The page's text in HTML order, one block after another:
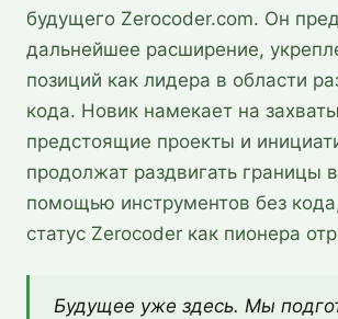
будущего Zerocoder.com. Он
дальнейшее расширение,
позиций как лидера в области
кода. Новик намекает на
предстоящие проекты и
продолжат раздвигать границы
помощью инструментов без
статус Zerocoder как пионера
Будущее уже здесь. Мы